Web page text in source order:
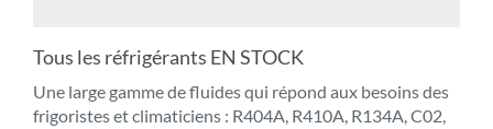
Tous les réfrigérants EN STOCK
Une large gamme de fluides qui répond aux besoins des
frigoristes et climaticiens : R404A, R410A, R134A, C02,